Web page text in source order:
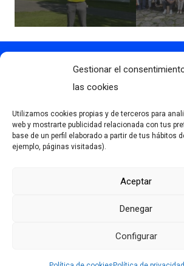
Gestionar el
las cookies
Utilizamos cookies propias y de terceros para
web y mostrarte publicidad relacionada con tus
base de un perfil elaborado a partir de tus hábitos
ejemplo, páginas visitadas).
Aceptar
Denegar
Configurar
Contacto
info@clubdegolflascaldas.com
681 163 108
La Premaña s/n, 33174, Oviedo, España
Política de cookies (UE)